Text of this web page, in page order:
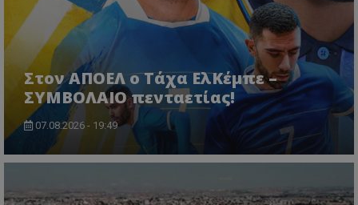
Στον ΑΠΟΕΛ ο Τάχα ΕλΚέμπε –
ΣΥΜΒΟΛΑΙΟ πενταετίας!
07.08.2026 - 19:49